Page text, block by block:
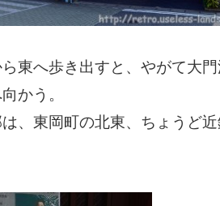
東へ歩き出すと、やがて大
かう。
、東岡町の北東、ちょうど